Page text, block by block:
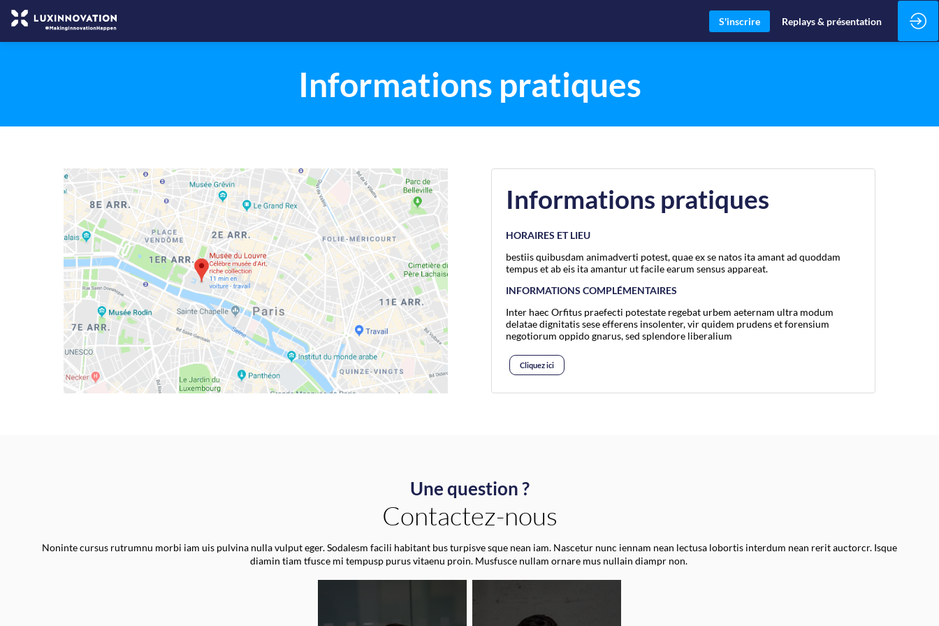
S'inscrire Replays & présentation
Informations pratiques
Informations pratiques
HORAIRES ET LIEU
bestiis quibusdam animadverti potest, quae ex se natos ita amant ad quoddam
tempus et ab eis ita amantur ut facile earum sensus appareat.
INFORMATIONS COMPLÉMENTAIRES
Inter haec Orfitus praefecti potestate regebat urbem aeternam ultra modum
delatae dignitatis sese efferens insolenter, vir quidem prudens et forensium
negotiorum oppido gnarus, sed splendore liberalium
Cliquez ici
Une question ?
Contactez-nous
Noninte cursus rutrumnu morbi iam uis pulvina nulla vulput eger. Sodalesm facili habitant bus turpisve sque nean iam. Nascetur nunc iennam nean lectusa lobortis interdum nean rerit auctorcr. Isque
diamin tiam tfusce mi tempusp purus vitaenu proin. Musfusce nullam ornare mus nullain diampr non.